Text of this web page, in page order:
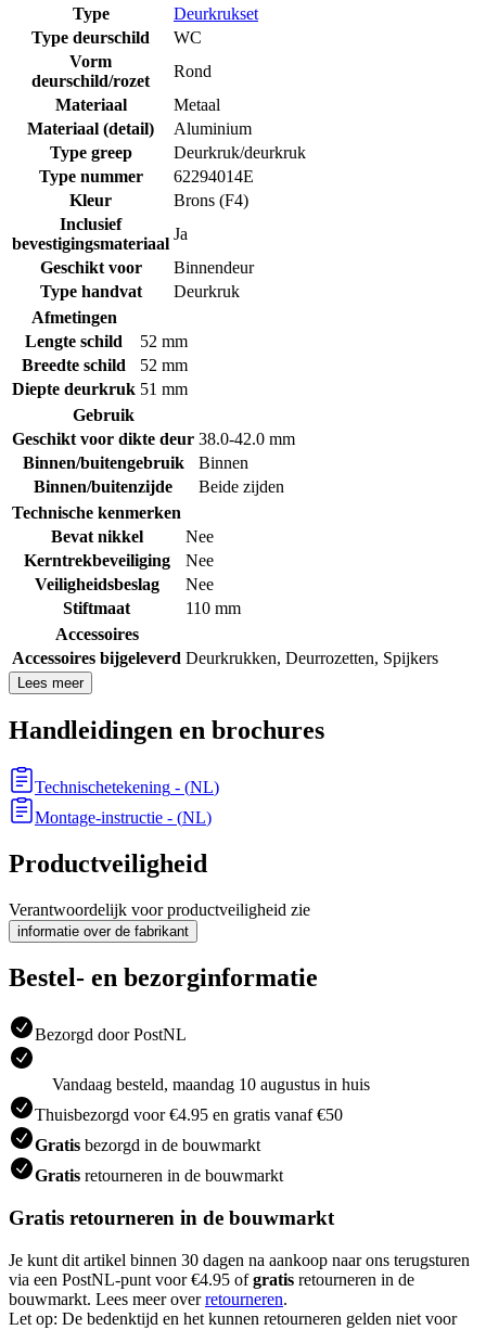
Type
Deurkrukset
Type deurschild
WC
Vorm
deurschild/rozet
Rond
Materiaal
Metaal
Materiaal (detail)
Aluminium
Type greep
Deurkruk/deurkruk
Type nummer
62294014E
Kleur
Brons (F4)
Inclusief
bevestigingsmateriaal
Ja
Geschikt voor
Binnendeur
Type handvat
Deurkruk
Afmetingen
Lengte schild
52 mm
Breedte schild
52 mm
Diepte deurkruk 51 mm
Gebruik
Geschikt voor dikte deur 38.0-42.0 mm
Binnen/buitengebruik
Binnen
Binnen/buitenzijde
Beide zijden
Technische kenmerken
Bevat nikkel
Nee
Kerntrekbeveiliging
Nee
Veiligheidsbeslag
Nee
Stiftmaat
110 mm
Accessoires
Accessoires bijgeleverd Deurkrukken, Deurrozetten, Spijkers
Lees meer
Handleidingen en brochures
Technischetekening - (NL)
Montage-instructie - (NL)
Productveiligheid
Verantwoordelijk voor productveiligheid zie
informatie over de fabrikant
Bestel- en bezorginformatie
Bezorgd door PostNL
Vandaag besteld, maandag 10 augustus in huis
Thuisbezorgd voor €4.95 en gratis vanaf €50
Gratis bezorgd in de bouwmarkt
Gratis retourneren in de bouwmarkt
Gratis retourneren in de bouwmarkt
Je kunt dit artikel binnen 30 dagen na aankoop naar ons terugsturen
via een PostNL-punt voor €4.95 ofgratis retourneren in de
bouwmarkt. Lees meer overretourneren.
Let op: De bedenktijd en het kunnen retourneren gelden niet voor